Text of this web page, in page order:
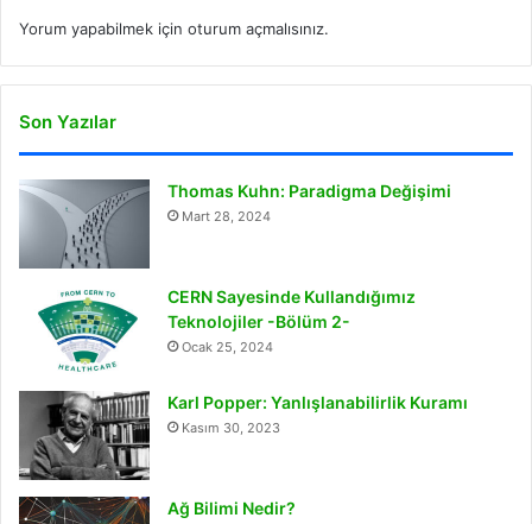
Yorum yapabilmek için oturum açmalısınız.
Son Yazılar
Thomas Kuhn: Paradigma Değişimi
Mart 28, 2024
CERN Sayesinde Kullandığımız
Teknolojiler -Bölüm 2-
Ocak 25, 2024
Karl Popper: Yanlışlanabilirlik Kuramı
Kasım 30, 2023
Ağ Bilimi Nedir?